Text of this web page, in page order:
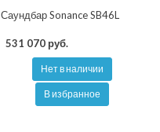
Саундбар Sonance SB46L
531 070 руб.
Нет в наличии
В избранное